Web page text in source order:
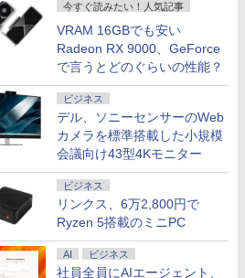
今すぐ読みたい！人気記事
VRAM 16GBでも安い
Radeon RX 9000、GeForce
で言うとどのぐらいの性能？
ビジネス
デル、ソニーセンサーのWeb
カメラを標準搭載した小規模
会議向け43型4Kモニター
ビジネス
リンクス、6万2,800円で
Ryzen 5搭載のミニPC
AI ビジネス
社員全員にAIエージェント、